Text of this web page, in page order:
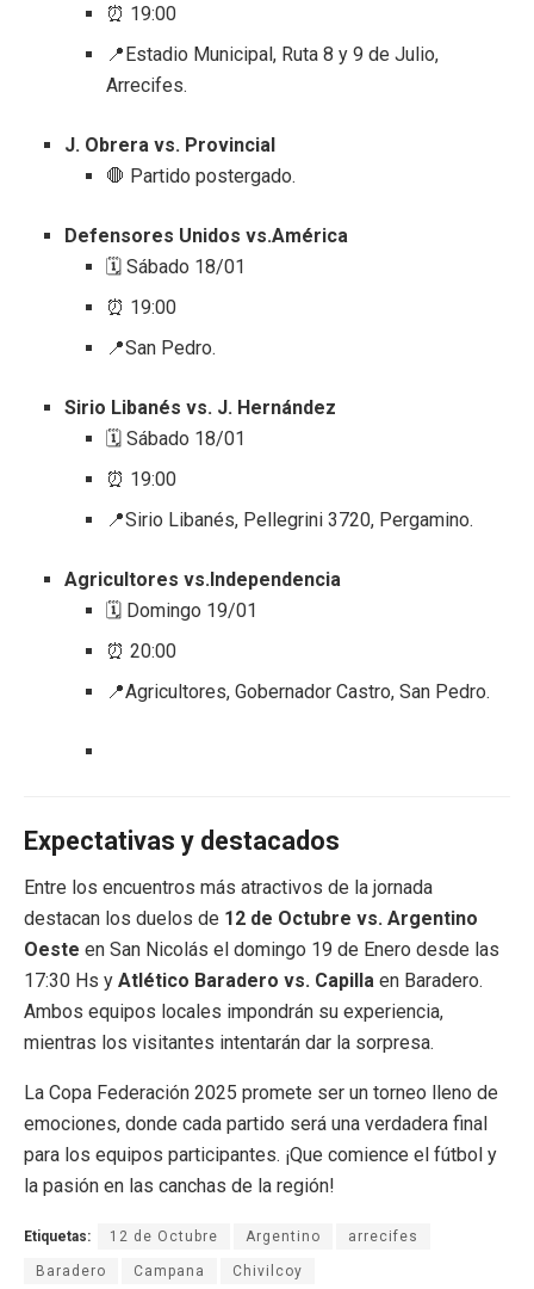
⏰ 19:00
📍Estadio Municipal, Ruta 8 y 9 de Julio,
Arrecifes.
J. Obrera vs. Provincial
🛑 Partido postergado.
Defensores Unidos vs.América
🗓️ Sábado 18/01
⏰ 19:00
📍San Pedro.
Sirio Libanés vs. J. Hernández
🗓️ Sábado 18/01
⏰ 19:00
📍Sirio Libanés, Pellegrini 3720, Pergamino.
Agricultores vs.Independencia
🗓️ Domingo 19/01
⏰ 20:00
📍Agricultores, Gobernador Castro, San Pedro.
Expectativas y destacados
Entre los encuentros más atractivos de la jornada
destacan los duelos de 12 de Octubre vs. Argentino
Oeste en San Nicolás el domingo 19 de Enero desde las
17:30 Hs y Atlético Baradero vs. Capilla en Baradero.
Ambos equipos locales impondrán su experiencia,
mientras los visitantes intentarán dar la sorpresa.
La Copa Federación 2025 promete ser un torneo lleno de
emociones, donde cada partido será una verdadera final
para los equipos participantes. ¡Que comience el fútbol y
la pasión en las canchas de la región!
Etiquetas: 12 de Octubre Argentino arrecifes
Baradero Campana Chivilcoy